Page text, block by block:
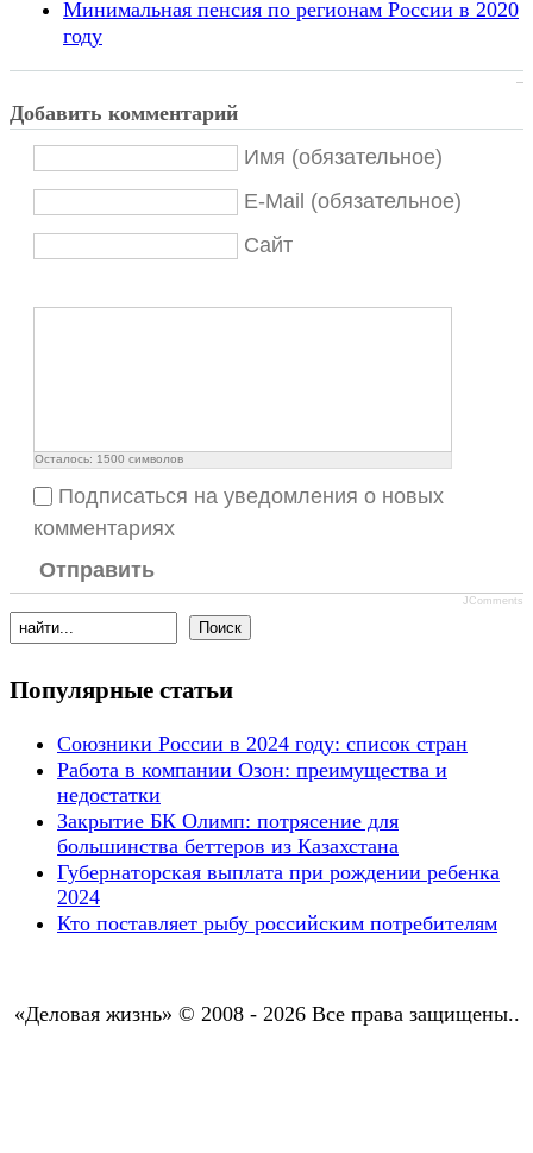
Минимальная пенсия по регионам России в 2020
году
Добавить комментарий
Имя (обязательное)
E-Mail (обязательное)
Сайт
Осталось: 1500 символов
Подписаться на уведомления о новых
комментариях
Отправить
JComments
Популярные статьи
Союзники России в 2024 году: список стран
Работа в компании Озон: преимущества и
недостатки
Закрытие БК Олимп: потрясение для
большинства беттеров из Казахстана
Губернаторская выплата при рождении ребенка
2024
Кто поставляет рыбу российским потребителям
«Деловая жизнь» © 2008 - 2026 Все права защищены..